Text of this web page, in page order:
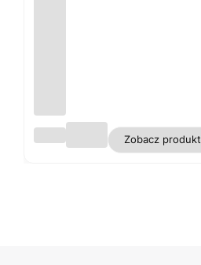
s
Zobacz produkt